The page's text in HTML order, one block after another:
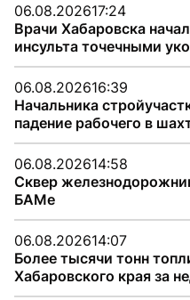
06.08.202617:24
Врачи Хабаровска
инсульта точечными
06.08.202616:39
Начальника
падение рабочего в
06.08.202614:58
Сквер
БАМе
06.08.202614:07
Более тысячи тонн
Хабаровского края за